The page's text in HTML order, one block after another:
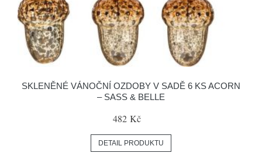
SKLENĚNÉ VÁNOČNÍ OZDOBY V SADĚ 6 KS ACORN
– SASS & BELLE
482 Kč
DETAIL PRODUKTU